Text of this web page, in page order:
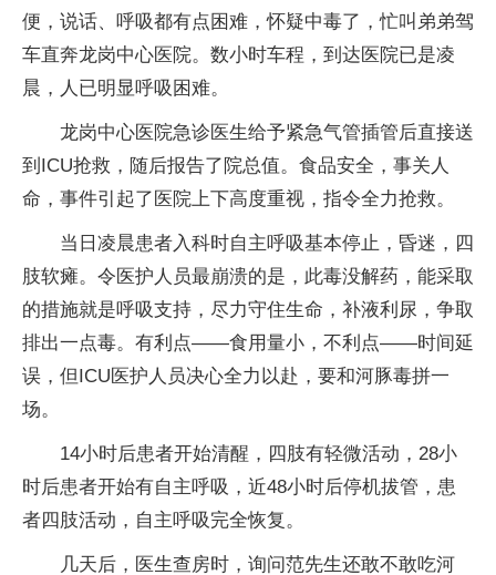
便，说话、呼吸都有点困难，怀疑中毒了，忙叫弟弟驾
车直奔龙岗中心医院。数小时车程，到达医院已是凌
晨，人已明显呼吸困难。
龙岗中心医院急诊医生给予紧急气管插管后直接送
到ICU抢救，随后报告了院总值。食品安全，事关人
命，事件引起了医院上下高度重视，指令全力抢救。
当日凌晨患者入科时自主呼吸基本停止，昏迷，四
肢软瘫。令医护人员最崩溃的是，此毒没解药，能采取
的措施就是呼吸支持，尽力守住生命，补液利尿，争取
排出一点毒。有利点——食用量小，不利点——时间延
误，但ICU医护人员决心全力以赴，要和河豚毒拼一
场。
14小时后患者开始清醒，四肢有轻微活动，28小
时后患者开始有自主呼吸，近48小时后停机拔管，患
者四肢活动，自主呼吸完全恢复。
几天后，医生查房时，询问范先生还敢不敢吃河